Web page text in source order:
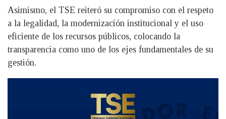
Asimismo, el TSE reiteró su compromiso con el respeto
a la legalidad, la modernización institucional y el uso
eficiente de los recursos públicos, colocando la
transparencia como uno de los ejes fundamentales de su
gestión.